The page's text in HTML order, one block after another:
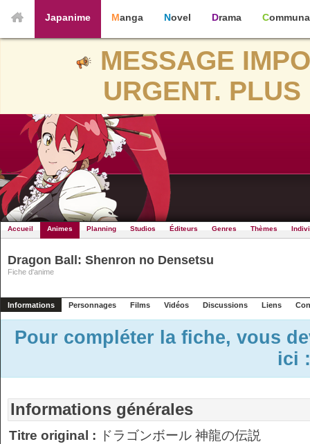
Japanime Manga Novel Drama
MESSAGE
URGENT.
Accueil Animes Planning Studios Éditeurs Genres Thèmes
Dragon Ball: Shenron no Densetsu
Fiche d'anime
Informations Personnages Films Vidéos Discussions Liens
Pour compléter la fiche, vous
ici
Informations générales
Titre original :
ドラゴンボール 神龍の伝説